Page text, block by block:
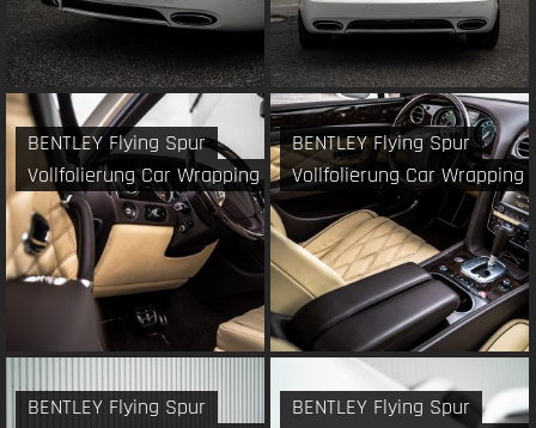
BENTLEY Flying Spur
Vollfolierung Car Wrapping
BENTLEY Flying Spur
Vollfolierung Car Wrapping
BENTLEY Flying Spur
BENTLEY Flying Spur